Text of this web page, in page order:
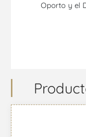
Oporto y el